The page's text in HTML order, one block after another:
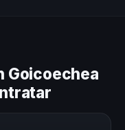
Goicoechea